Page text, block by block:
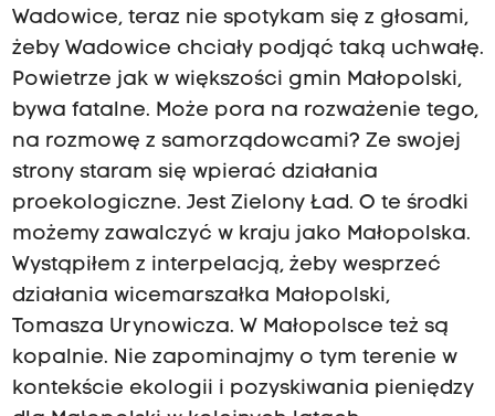
Wadowice, teraz nie spotykam się z głosami,
żeby Wadowice chciały podjąć taką uchwałę.
Powietrze jak w większości gmin Małopolski,
bywa fatalne. Może pora na rozważenie tego,
na rozmowę z samorządowcami? Ze swojej
strony staram się wpierać działania
proekologiczne. Jest Zielony Ład. O te środki
możemy zawalczyć w kraju jako Małopolska.
Wystąpiłem z interpelacją, żeby wesprzeć
działania wicemarszałka Małopolski,
Tomasza Urynowicza. W Małopolsce też są
kopalnie. Nie zapominajmy o tym terenie w
kontekście ekologii i pozyskiwania pieniędzy